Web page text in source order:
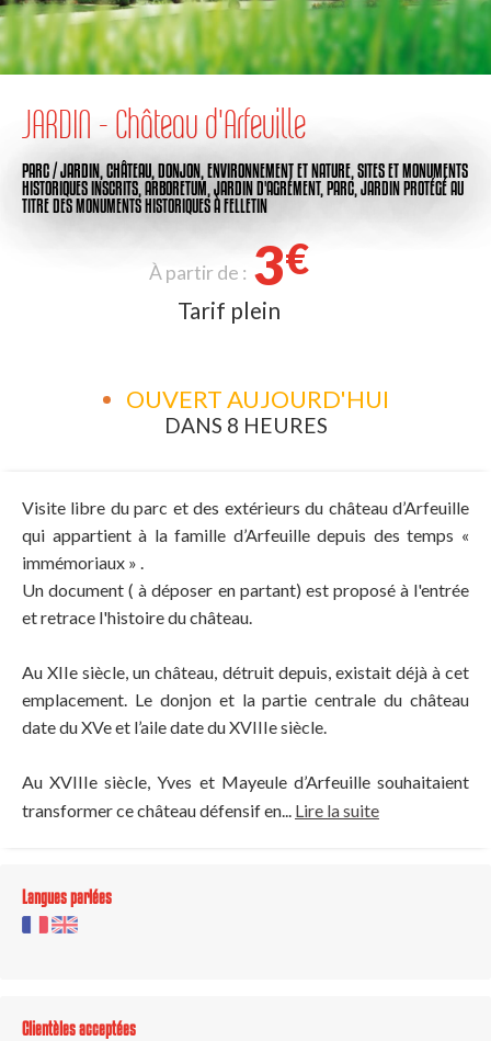
JARDIN - Château d'Arfeuille
PARC / JARDIN,CHÂTEAU,DONJON,ENVIRONNEMENT ET NATURE,SITES ET MONUMENTS
HISTORIQUES INSCRITS,ARBORETUM,JARDIN D'AGRÉMENT,PARC,JARDIN PROTÉGÉ AU
TITRE DES MONUMENTS HISTORIQUESÀ FELLETIN
À partir de : 3€
Tarif plein
OUVERT AUJOURD'HUI
DANS 8 HEURES
Visite libre du parc et des extérieurs du château d’Arfeuille
qui appartient à la famille d’Arfeuille depuis des temps «
immémoriaux » .
Un document ( à déposer en partant) est proposé à l'entrée
et retrace l'histoire du château.
Au XIIe siècle, un château, détruit depuis, existait déjà à cet
emplacement. Le donjon et la partie centrale du château
date du XVe et l’aile date du XVIIIe siècle.
Au XVIIIe siècle, Yves et Mayeule d’Arfeuille souhaitaient
transformer ce château défensif en... Lire la suite
Langues parlées
Clientèles acceptées